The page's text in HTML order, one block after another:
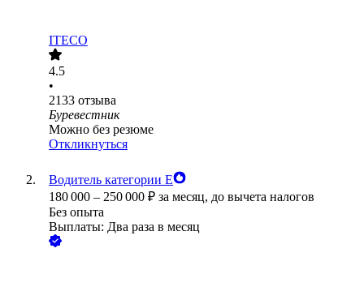
ITECO
4.5
•
2133 отзыва
Буревестник
Можно без резюме
Откликнуться
Водитель категории Е
180 000 – 250 000 ₽ за месяц, до вычета налогов
Без опыта
Выплаты: Два раза в месяц